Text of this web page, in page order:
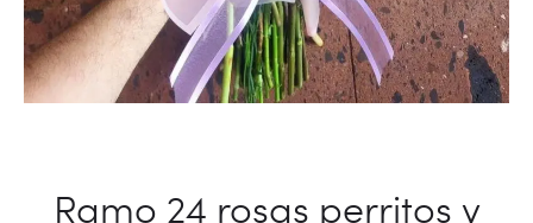
Ramo 24 rosas perritos y